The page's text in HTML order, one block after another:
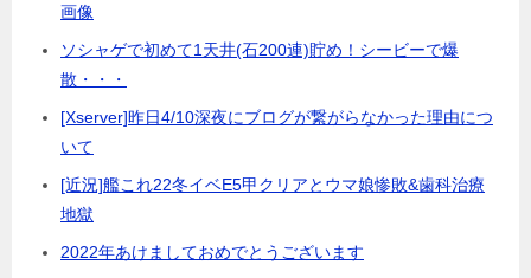
画像
ソシャゲで初めて1天井(石200連)貯め！シービーで爆
散・・・
[Xserver]昨日4/10深夜にブログが繋がらなかった理由につ
いて
[近況]艦これ22冬イベE5甲クリアとウマ娘惨敗&歯科治療
地獄
2022年あけましておめでとうございます